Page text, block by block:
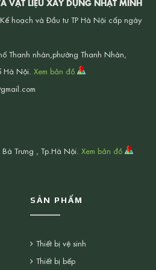
VẬT LIỆU XÂY DỰNG NHẬT MINH
hoạch và Đầu tư TP Hà Nội cấp ngày
Thanh nhàn,phường Thanh Nhàn,
Hà Nội. Xem bản đồ
Trưng , Tp.Hà Nội. Xem bản đồ
SẢN PHẨM
Thiết bị vệ sinh
Thiết bị bếp